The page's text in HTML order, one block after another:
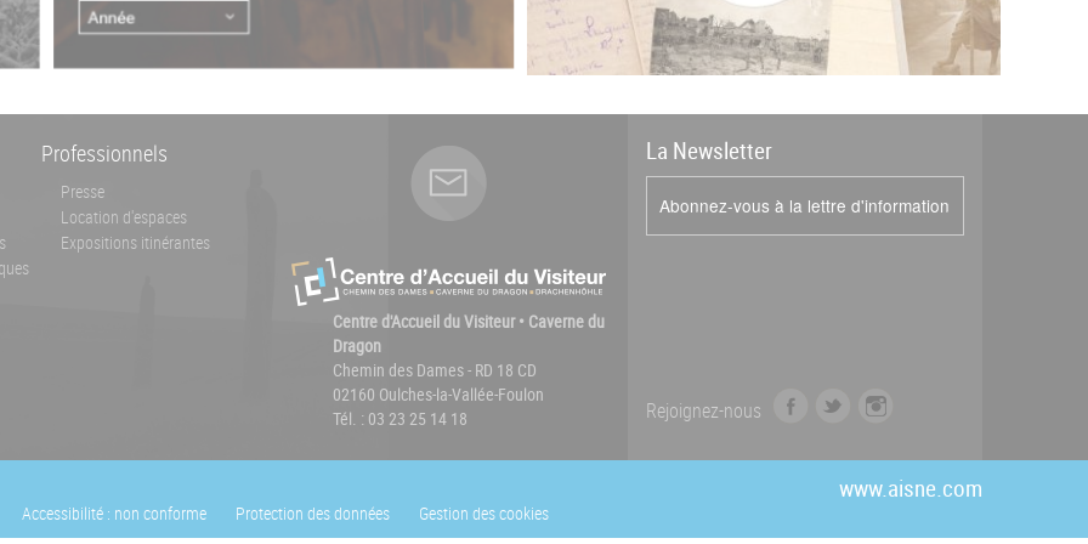
Professionnels
Presse
Location d'espaces
Expositions itinérantes
Centre d'Accueil du Visiteur • Caverne du
Dragon
Chemin des Dames - RD 18 CD
02160 Oulches-la-Vallée-Foulon
Tél. : 03 23 25 14 18
La Newsletter
Abonnez-vous à la lettre d'information
Rejoignez-nous
c
o
i
e
s
t
g
Accessibilité : non conforme Protection des données Gestion des cookies
www.aisne.com